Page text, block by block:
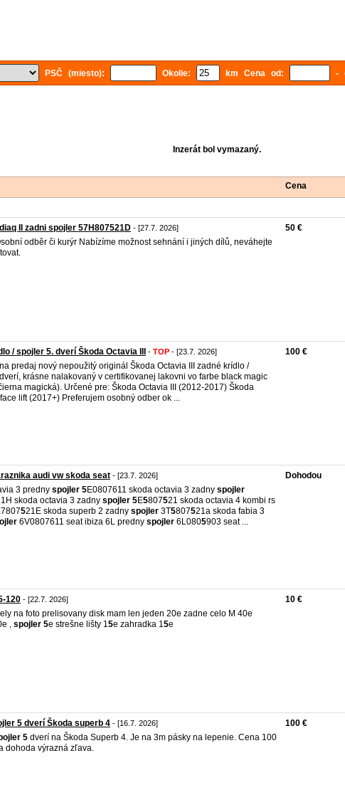
PSČ (miesto): Okolie: km Cena od: -
Inzerát bol vymazaný.
Cena
II zadni spojler 57H807521D - [27.7. 2026]
odběr či kurýr Nabízíme možnost sehnání i jiných dílů, neváhejte
50 €
/ spojler 5. dverí Škoda Octavia III - TOP - [23.7. 2026]
predaj nový nepoužitý originál Škoda Octavia III zadné krídlo /
krásne nalakovaný v certifikovanej lakovni vo farbe black magic
magická). Určené pre: Škoda Octavia III (2012-2017) Škoda
lift (2017+) Preferujem osobný odber ok ...
100 €
audi vw skoda seat - [23.7. 2026]
3 predny spojler 5E0807611 skoda octavia 3 zadny spojler
skoda octavia 3 zadny spojler 5E5807521 skoda octavia 4 kombi rs
521E skoda superb 2 zadny spojler 3T5807521a skoda fabia 3
6V0807611 seat ibiza 6L predny spojler 6L0805903 seat ...
Dohodou
120 - [22.7. 2026]
na foto prelisovany disk mam len jeden 20e zadne celo M 40e
, spojler 5e strešne lišty 15e zahradka 15e
10 €
5 dverí Škoda superb 4 - [16.7. 2026]
5 dverí na Škoda Superb 4. Je na 3m pásky na lepenie. Cena 100
dohoda výrazná zľava.
100 €